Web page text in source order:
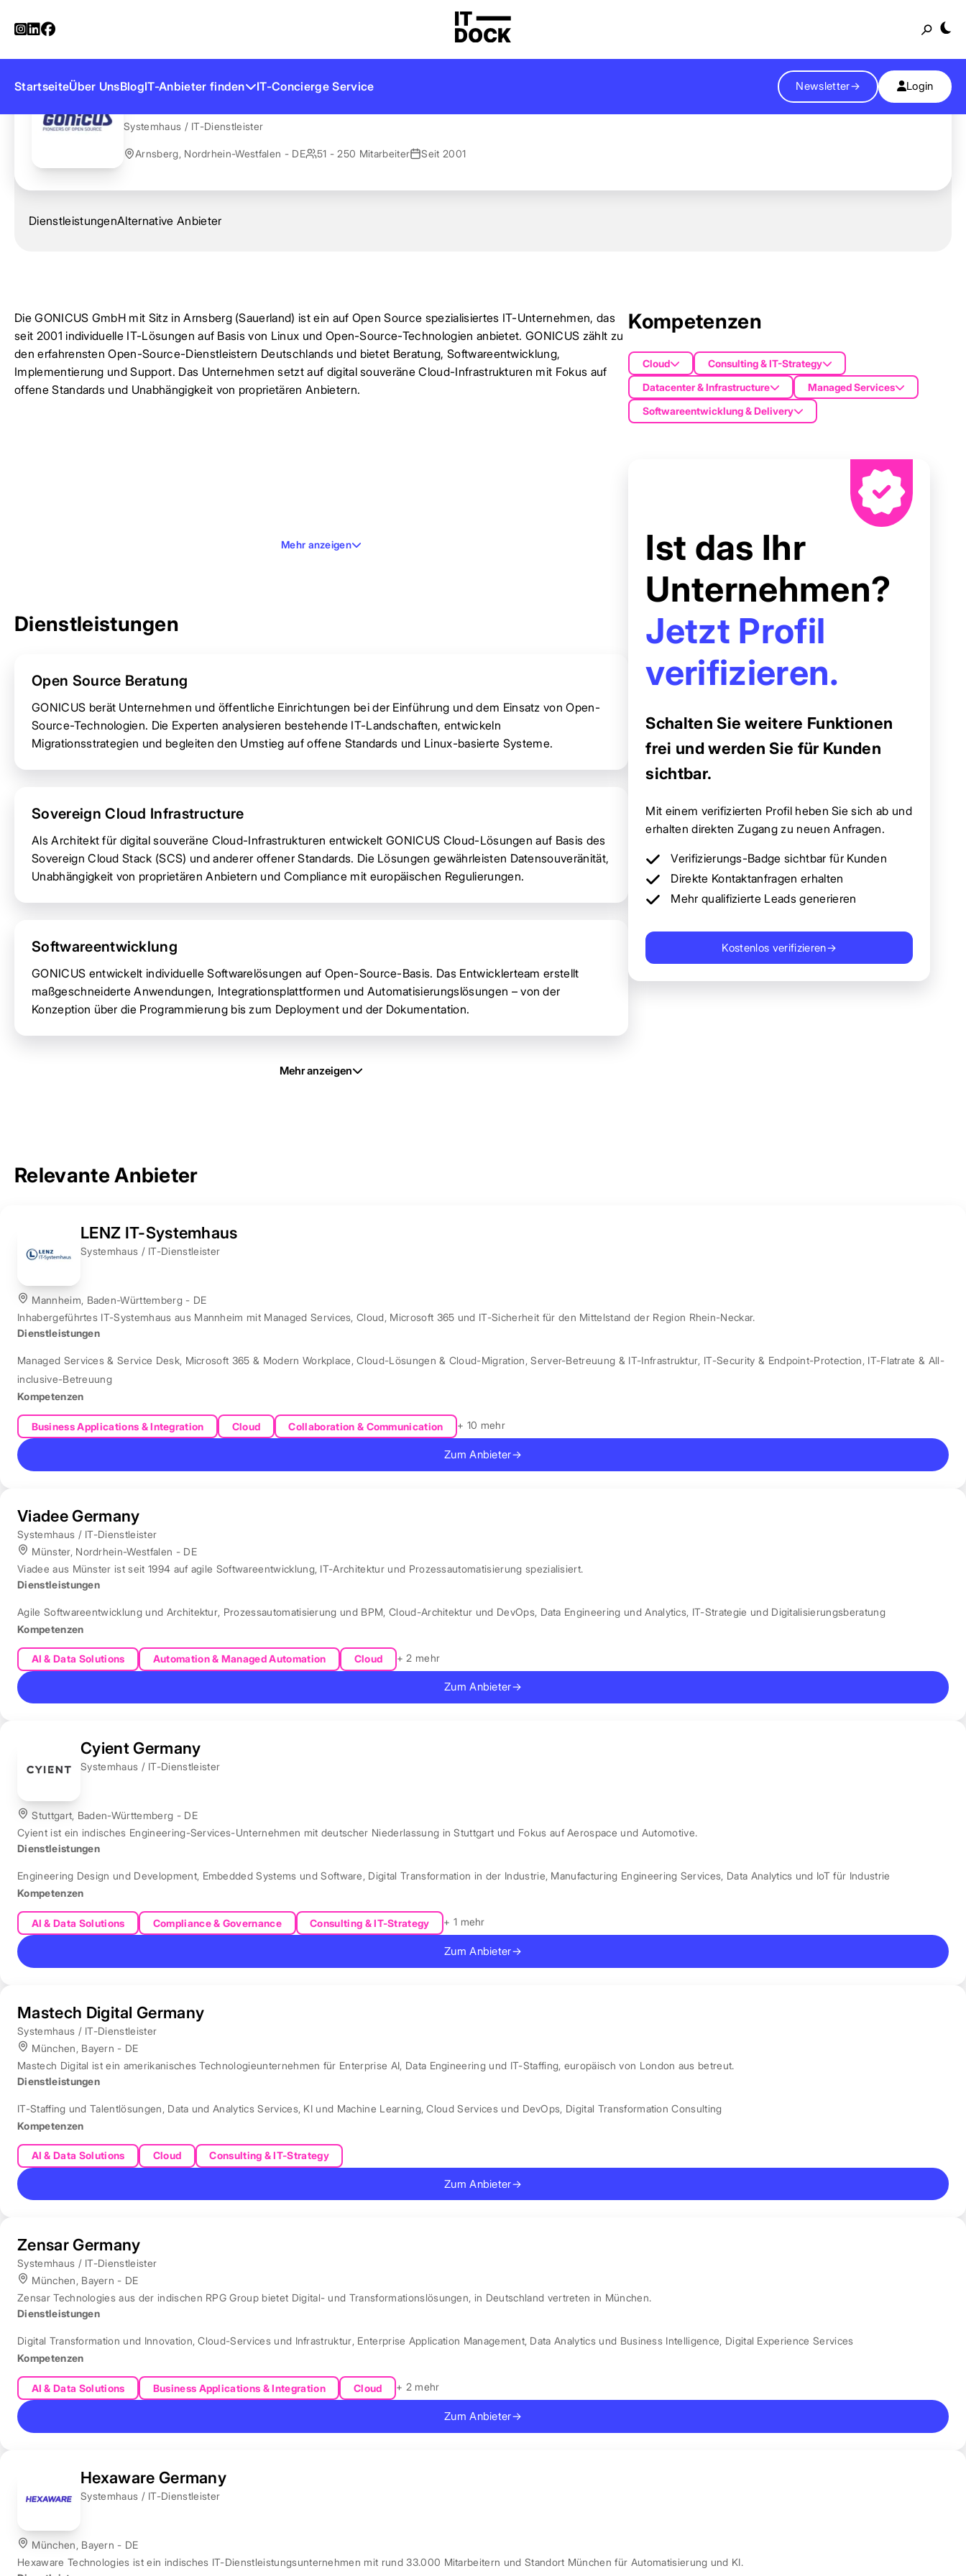
StartseiteÜber UnsBlogIT-Anbieter finden IT-Concierge Service Newsletter→ Login
Startseite
GONICUS
Systemhaus / IT-Dienstleister
Arnsberg, Nordrhein-Westfalen - DE 51 - 250 Mitarbeiter Seit 2001
DienstleistungenAlternative Anbieter
Die GONICUS GmbH mit Sitz in Arnsberg (Sauerland) ist ein auf Open Source spezialisiertes IT-Unternehmen, das
seit 2001 individuelle IT-Lösungen auf Basis von Linux und Open-Source-Technologien anbietet. GONICUS zählt zu
den erfahrensten Open-Source-Dienstleistern Deutschlands und bietet Beratung, Softwareentwicklung,
Implementierung und Support. Das Unternehmen setzt auf digital souveräne Cloud-Infrastrukturen mit Fokus auf
offene Standards und Unabhängigkeit von proprietären Anbietern.
Mehr anzeigen
Dienstleistungen
Open Source Beratung
GONICUS berät Unternehmen und öffentliche Einrichtungen bei der Einführung und dem Einsatz von Open-
Source-Technologien. Die Experten analysieren bestehende IT-Landschaften, entwickeln
Migrationsstrategien und begleiten den Umstieg auf offene Standards und Linux-basierte Systeme.
Sovereign Cloud Infrastructure
Als Architekt für digital souveräne Cloud-Infrastrukturen entwickelt GONICUS Cloud-Lösungen auf Basis des
Sovereign Cloud Stack (SCS) und anderer offener Standards. Die Lösungen gewährleisten Datensouveränität,
Unabhängigkeit von proprietären Anbietern und Compliance mit europäischen Regulierungen.
Softwareentwicklung
GONICUS entwickelt individuelle Softwarelösungen auf Open-Source-Basis. Das Entwicklerteam erstellt
maßgeschneiderte Anwendungen, Integrationsplattformen und Automatisierungslösungen – von der
Konzeption über die Programmierung bis zum Deployment und der Dokumentation.
Mehr anzeigen
Kompetenzen
Cloud
Consulting & IT-Strategy
Datacenter & Infrastructure
Managed Services
Softwareentwicklung & Delivery
Ist das Ihr
Unternehmen?
Jetzt Profil
verifizieren.
Schalten Sie weitere Funktionen
frei und werden Sie für Kunden
sichtbar.
Mit einem verifizierten Profil heben Sie sich ab und
erhalten direkten Zugang zu neuen Anfragen.
Verifizierungs-Badge sichtbar für Kunden
Direkte Kontaktanfragen erhalten
Mehr qualifizierte Leads generieren
Kostenlos verifizieren→
Relevante Anbieter
LENZ IT-Systemhaus
Systemhaus / IT-Dienstleister
Mannheim, Baden-Württemberg - DE
Inhabergeführtes IT-Systemhaus aus Mannheim mit Managed Services, Cloud, Microsoft 365 und IT-Sicherheit für den Mittelstand der Region Rhein-Neckar.
Dienstleistungen
Managed Services & Service Desk, Microsoft 365 & Modern Workplace,Cloud-Lösungen & Cloud-Migration,Server-Betreuung & IT-Infrastruktur, IT-Security & Endpoint-Protection, IT-Flatrate & All-
inclusive-Betreuung
Kompetenzen
Business Applications & Integration Cloud Collaboration & Communication + 10 mehr
Zum Anbieter→
Viadee Germany
Systemhaus / IT-Dienstleister
Münster, Nordrhein-Westfalen - DE
Viadee aus Münster ist seit 1994 auf agile Softwareentwicklung, IT-Architektur und Prozessautomatisierung spezialisiert.
Dienstleistungen
Agile Softwareentwicklung und Architektur, Prozessautomatisierung und BPM, Cloud-Architektur und DevOps, Data Engineering und Analytics, IT-Strategie und Digitalisierungsberatung
Kompetenzen
AI & Data Solutions Automation & Managed Automation Cloud + 2 mehr
Zum Anbieter→
Cyient Germany
Systemhaus / IT-Dienstleister
Stuttgart, Baden-Württemberg - DE
Cyient ist ein indisches Engineering-Services-Unternehmen mit deutscher Niederlassung in Stuttgart und Fokus auf Aerospace und Automotive.
Dienstleistungen
Engineering Design und Development, Embedded Systems und Software, Digital Transformation in der Industrie, Manufacturing Engineering Services, Data Analytics und IoT für Industrie
Kompetenzen
AI & Data Solutions Compliance & Governance Consulting & IT-Strategy + 1 mehr
Zum Anbieter→
Mastech Digital Germany
Systemhaus / IT-Dienstleister
München, Bayern - DE
Mastech Digital ist ein amerikanisches Technologieunternehmen für Enterprise AI, Data Engineering und IT-Staffing, europäisch von London aus betreut.
Dienstleistungen
IT-Staffing und Talentlösungen, Data und Analytics Services, KI und Machine Learning,Cloud Services und DevOps, Digital Transformation Consulting
Kompetenzen
AI & Data Solutions Cloud Consulting & IT-Strategy
Zum Anbieter→
Zensar Germany
Systemhaus / IT-Dienstleister
München, Bayern - DE
Zensar Technologies aus der indischen RPG Group bietet Digital- und Transformationslösungen, in Deutschland vertreten in München.
Dienstleistungen
Digital Transformation und Innovation,Cloud-Services und Infrastruktur, Enterprise Application Management, Data Analytics und Business Intelligence, Digital Experience Services
Kompetenzen
AI & Data Solutions Business Applications & Integration Cloud + 2 mehr
Zum Anbieter→
Hexaware Germany
Systemhaus / IT-Dienstleister
München, Bayern - DE
Hexaware Technologies ist ein indisches IT-Dienstleistungsunternehmen mit rund 33.000 Mitarbeitern und Standort München für Automatisierung und KI.